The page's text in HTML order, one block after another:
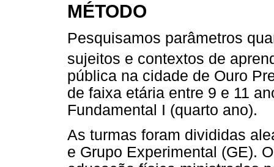
MÉTODO
Pesquisamos parâmetros
sujeitos e contextos de
pública na cidade de Ouro
de faixa etária entre 9 e 11
Fundamental I (quarto ano).
As turmas foram divididas
e Grupo Experimental (GE).